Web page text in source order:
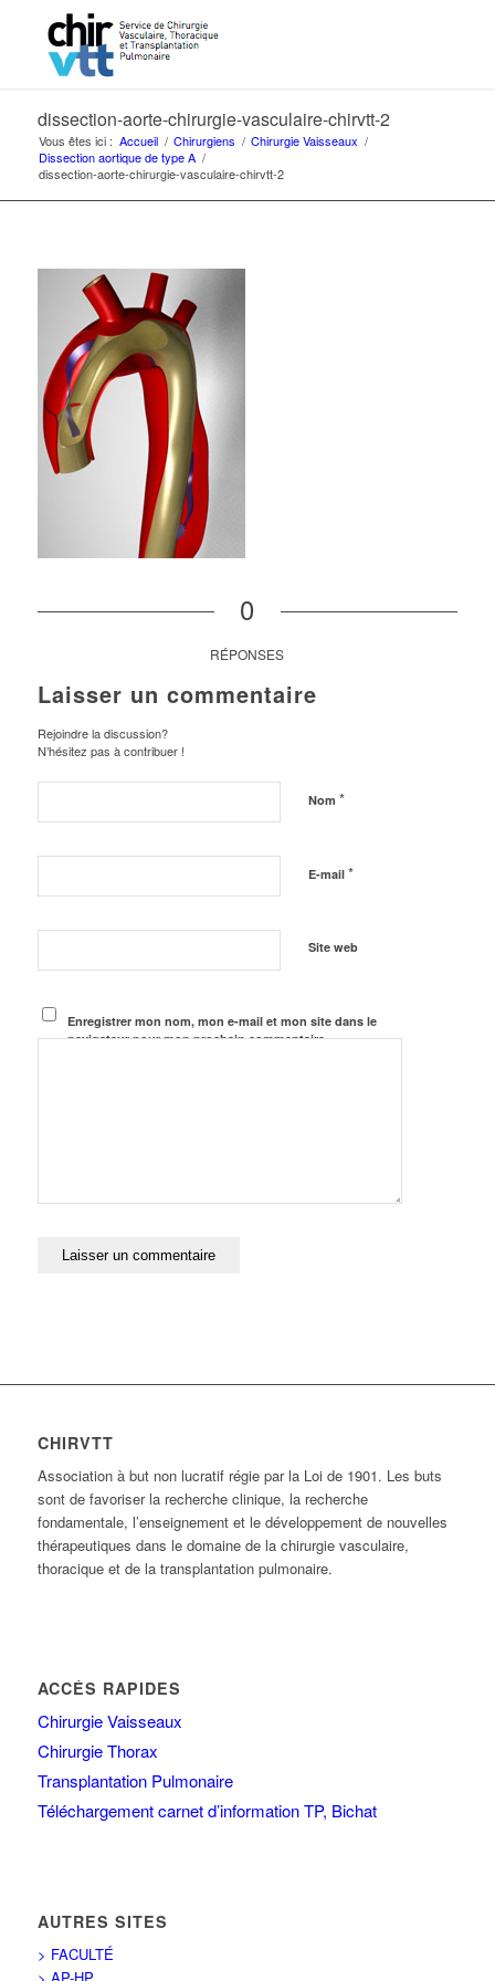
dissection-aorte-chirurgie-vasculaire-chirvtt-2
Vous êtes ici : Accueil / Chirurgiens / Chirurgie Vaisseaux /
Dissection aortique de type A /
dissection-aorte-chirurgie-vasculaire-chirvtt-2
0
RÉPONSES
Laisser un commentaire
Rejoindre la discussion?
N’hésitez pas à contribuer !
Nom *
E-mail *
Site web
Enregistrer mon nom, mon e-mail et mon site dans le
navigateur pour mon prochain commentaire.
CHIRVTT
Association à but non lucratif régie par la Loi de 1901. Les buts
sont de favoriser la recherche clinique, la recherche
fondamentale, l’enseignement et le développement de nouvelles
thérapeutiques dans le domaine de la chirurgie vasculaire,
thoracique et de la transplantation pulmonaire.
ACCÉS RAPIDES
Chirurgie Vaisseaux
Chirurgie Thorax
Transplantation Pulmonaire
Téléchargement carnet d’information TP, Bichat
AUTRES SITES
> FACULTÉ